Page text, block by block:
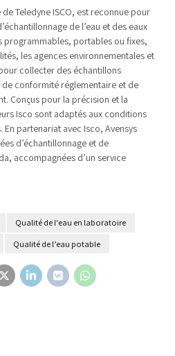
Teledyne ISCO, est reconnue pour
de l’eau et des eaux
programmables, portables ou fixes,
les agences environnementales et
collecter des échantillons
conformité réglementaire et de
Conçus pour la précision et la
Isco sont adaptés aux conditions
En partenariat avec Isco, Avensys
d’échantillonnage et de
accompagnées d’un service
Qualité de l'eau en laboratoire
Qualité de l’eau potable